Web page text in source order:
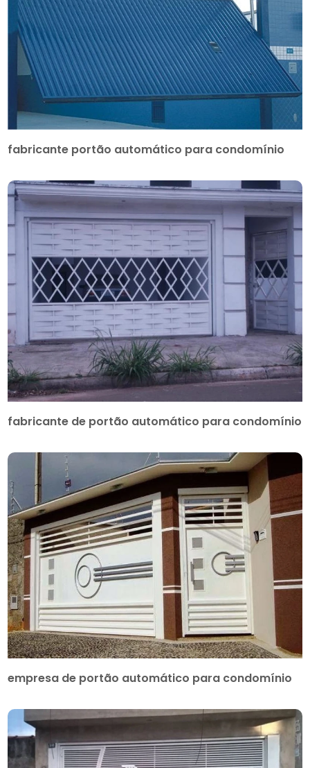
fabricante portão automático para condomínio
fabricante de portão automático para condomínio
empresa de portão automático para condomínio